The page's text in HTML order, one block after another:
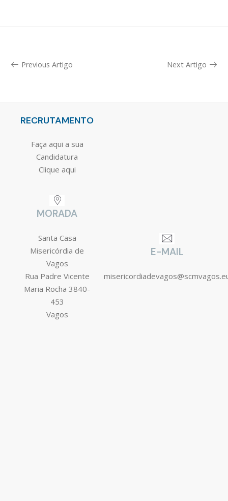
Previous Artigo Next Artigo
RECRUTAMENTO
Faça aqui a sua
Candidatura
Clique aqui
MORADA
Santa Casa
Misericórdia de
Vagos
Rua Padre Vicente
Maria Rocha 3840-
453
Vagos
E-MAIL